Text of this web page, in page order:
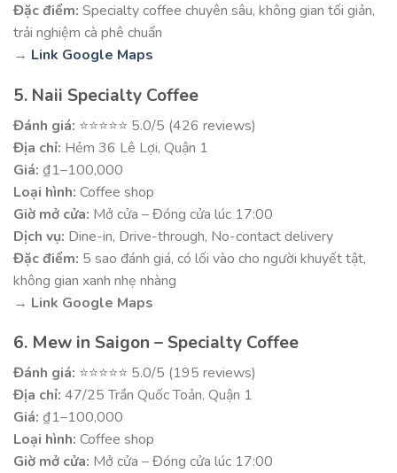
Đặc điểm: Specialty coffee chuyên sâu, không gian tối giản,
trải nghiệm cà phê chuẩn
→ Link Google Maps
5. Naii Specialty Coffee
Đánh giá: ⭐⭐⭐⭐⭐ 5.0/5 (426 reviews)
Địa chỉ: Hẻm 36 Lê Lợi, Quận 1
Giá: ₫1–100,000
Loại hình: Coffee shop
Giờ mở cửa: Mở cửa – Đóng cửa lúc 17:00
Dịch vụ: Dine-in, Drive-through, No-contact delivery
Đặc điểm: 5 sao đánh giá, có lối vào cho người khuyết tật,
không gian xanh nhẹ nhàng
→ Link Google Maps
6. Mew in Saigon – Specialty Coffee
Đánh giá: ⭐⭐⭐⭐⭐ 5.0/5 (195 reviews)
Địa chỉ: 47/25 Trần Quốc Toản, Quận 1
Giá: ₫1–100,000
Loại hình: Coffee shop
Giờ mở cửa: Mở cửa – Đóng cửa lúc 17:00